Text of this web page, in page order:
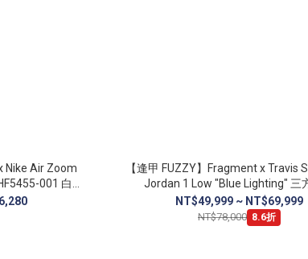
Nike Air Zoom
001 白色
【逢甲 FUZZY】Fragment x Travis
Jordan 1 Low "Blue Lighting" 三
DM7866-140
NT$49,999 ~ NT$69,999
NT$78,000 8.6折